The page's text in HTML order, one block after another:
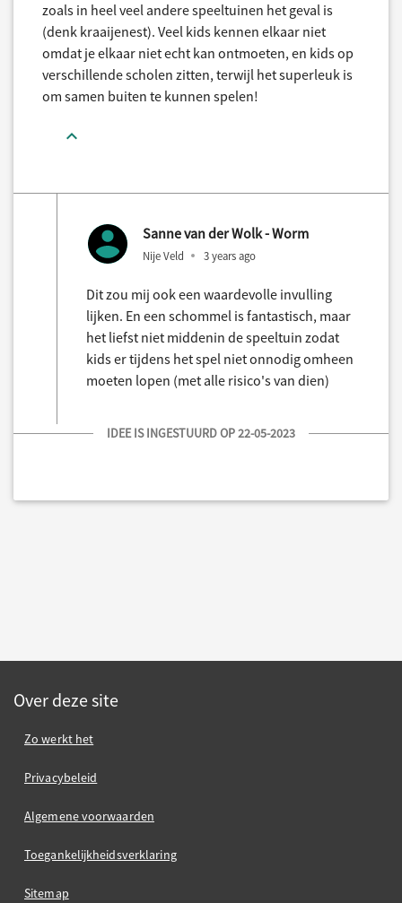
zoals in heel veel andere speeltuinen het geval is
(denk kraaijenest). Veel kids kennen elkaar niet
omdat je elkaar niet echt kan ontmoeten, en kids op
verschillende scholen zitten, terwijl het superleuk is
om samen buiten te kunnen spelen!
Sanne van der Wolk - Worm
Nije Veld 3 years ago
Dit zou mij ook een waardevolle invulling
lijken. En een schommel is fantastisch, maar
het liefst niet middenin de speeltuin zodat
kids er tijdens het spel niet onnodig omheen
moeten lopen (met alle risico's van dien)
IDEE IS INGESTUURD OP 22-05-2023
Over deze site
Zo werkt het
Privacybeleid
Algemene voorwaarden
Toegankelijkheidsverklaring
Sitemap